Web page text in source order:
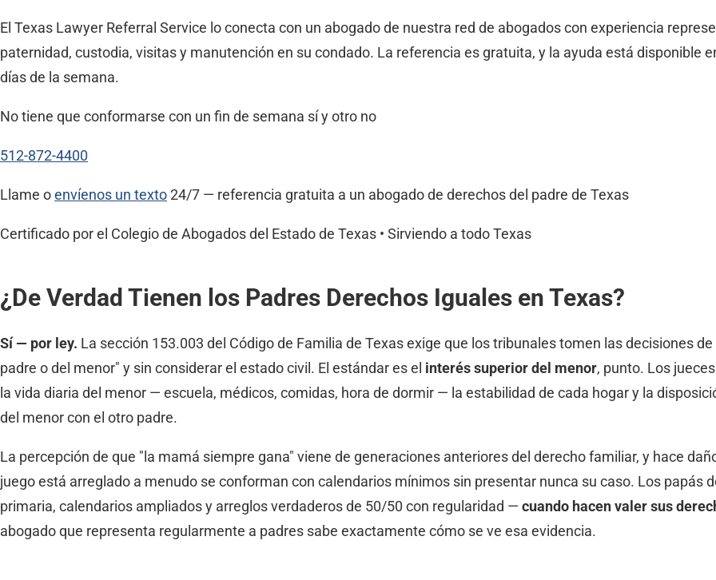
El Texas Lawyer Referral Service lo conecta con un abogado de nuestra red de abogados con experiencia
paternidad, custodia, visitas y manutención en su condado. La referencia es gratuita, y la ayuda está disponible
días de la semana.
No tiene que conformarse con un fin de semana sí y otro no
512-872-4400
Llame oenvíenos un texto24/7 — referencia gratuita a un abogado de derechos del padre de Texas
Certificado por el Colegio de Abogados del Estado de Texas • Sirviendo a todo Texas
¿De Verdad Tienen los Padres Derechos Iguales en Texas?
Sí — por ley. La sección 153.003 del Código de Familia de Texas exige que los tribunales tomen las decisiones
padre o del menor" y sin considerar el estado civil. El estándar es el interés superior del menor, punto. Los
la vida diaria del menor — escuela, médicos, comidas, hora de dormir — la estabilidad de cada hogar y la
del menor con el otro padre.
La percepción de que "la mamá siempre gana" viene de generaciones anteriores del derecho familiar, y hace
juego está arreglado a menudo se conforman con calendarios mínimos sin presentar nunca su caso. Los papás
primaria, calendarios ampliados y arreglos verdaderos de 50/50 con regularidad — cuando hacen valer sus
abogado que representa regularmente a padres sabe exactamente cómo se ve esa evidencia.